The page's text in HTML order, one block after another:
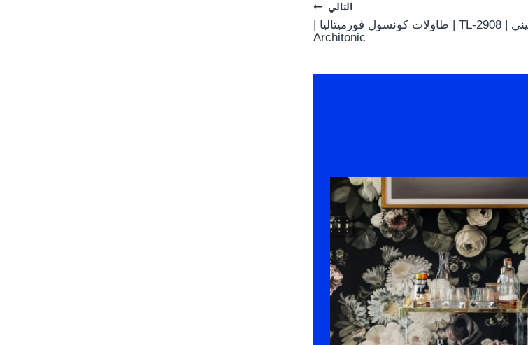
التالي
تونينو لامبورغيني | TL-2908 | طاولات كونسول فورميتاليا |
Architonic